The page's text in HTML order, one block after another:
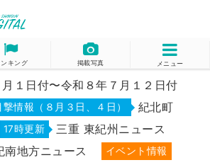
ンキング 掲載写真 メニュー
１日付〜令和８年７月１２日付
撃情報（８月３日、４日） 紀北町
17時更新 三重 東紀州ニュース
南地方ニュース イベント情報